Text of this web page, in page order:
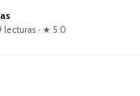
lecturas · ★ 5.0